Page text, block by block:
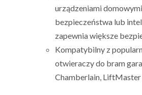
urządzeniami
bezpieczeństwa lub
zapewnia większe
Kompatybilny z
otwieraczy do bram
Chamberlain, LiftMaster